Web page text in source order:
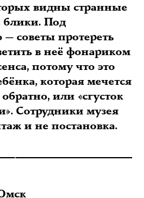
видны странные
блики. Под
советы протереть
в неё фонариком
потому что это
которая мечется
или «сгусток
Сотрудники музея
и не постановка.